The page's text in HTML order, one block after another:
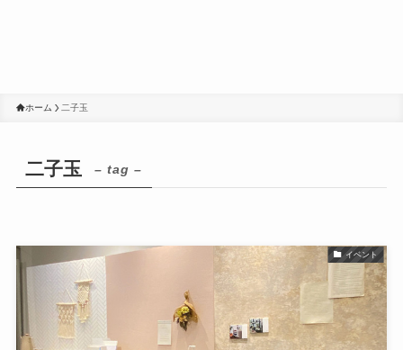
ホーム 二子玉
二子玉 – tag –
イベント